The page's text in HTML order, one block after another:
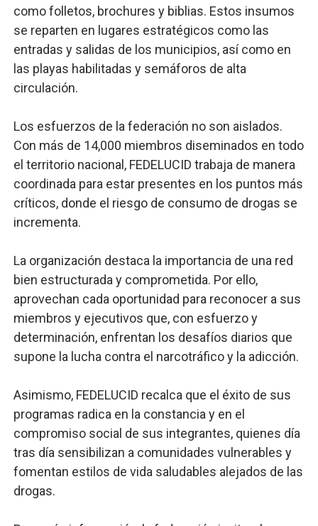
DGPCF: 55 años sembrando desarrollo y
como folletos, brochures y biblias. Estos insumos
se reparten en lugares estratégicos como las
entradas y salidas de los municipios, así como en
las playas habilitadas y semáforos de alta
circulación.
Los esfuerzos de la federación no son aislados.
Con más de 14,000 miembros diseminados en todo
el territorio nacional, FEDELUCID trabaja de manera
coordinada para estar presentes en los puntos más
críticos, donde el riesgo de consumo de drogas se
incrementa.
La organización destaca la importancia de una red
bien estructurada y comprometida. Por ello,
aprovechan cada oportunidad para reconocer a sus
miembros y ejecutivos que, con esfuerzo y
determinación, enfrentan los desafíos diarios que
supone la lucha contra el narcotráfico y la adicción.
Asimismo, FEDELUCID recalca que el éxito de sus
programas radica en la constancia y en el
compromiso social de sus integrantes, quienes día
tras día sensibilizan a comunidades vulnerables y
fomentan estilos de vida saludables alejados de las
drogas.